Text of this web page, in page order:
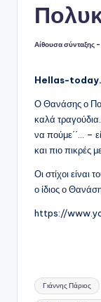
Συγγραφέας:
Αίθουσα σύνταξης
Hellas-
Ο Θανάσης ο
καλά
να πούμε΄΄… –
και πιο πικρές
Οι στίχοι είναι
ο ίδιος ο
https://
Ετικέτες:
Γιάννης Πάριος